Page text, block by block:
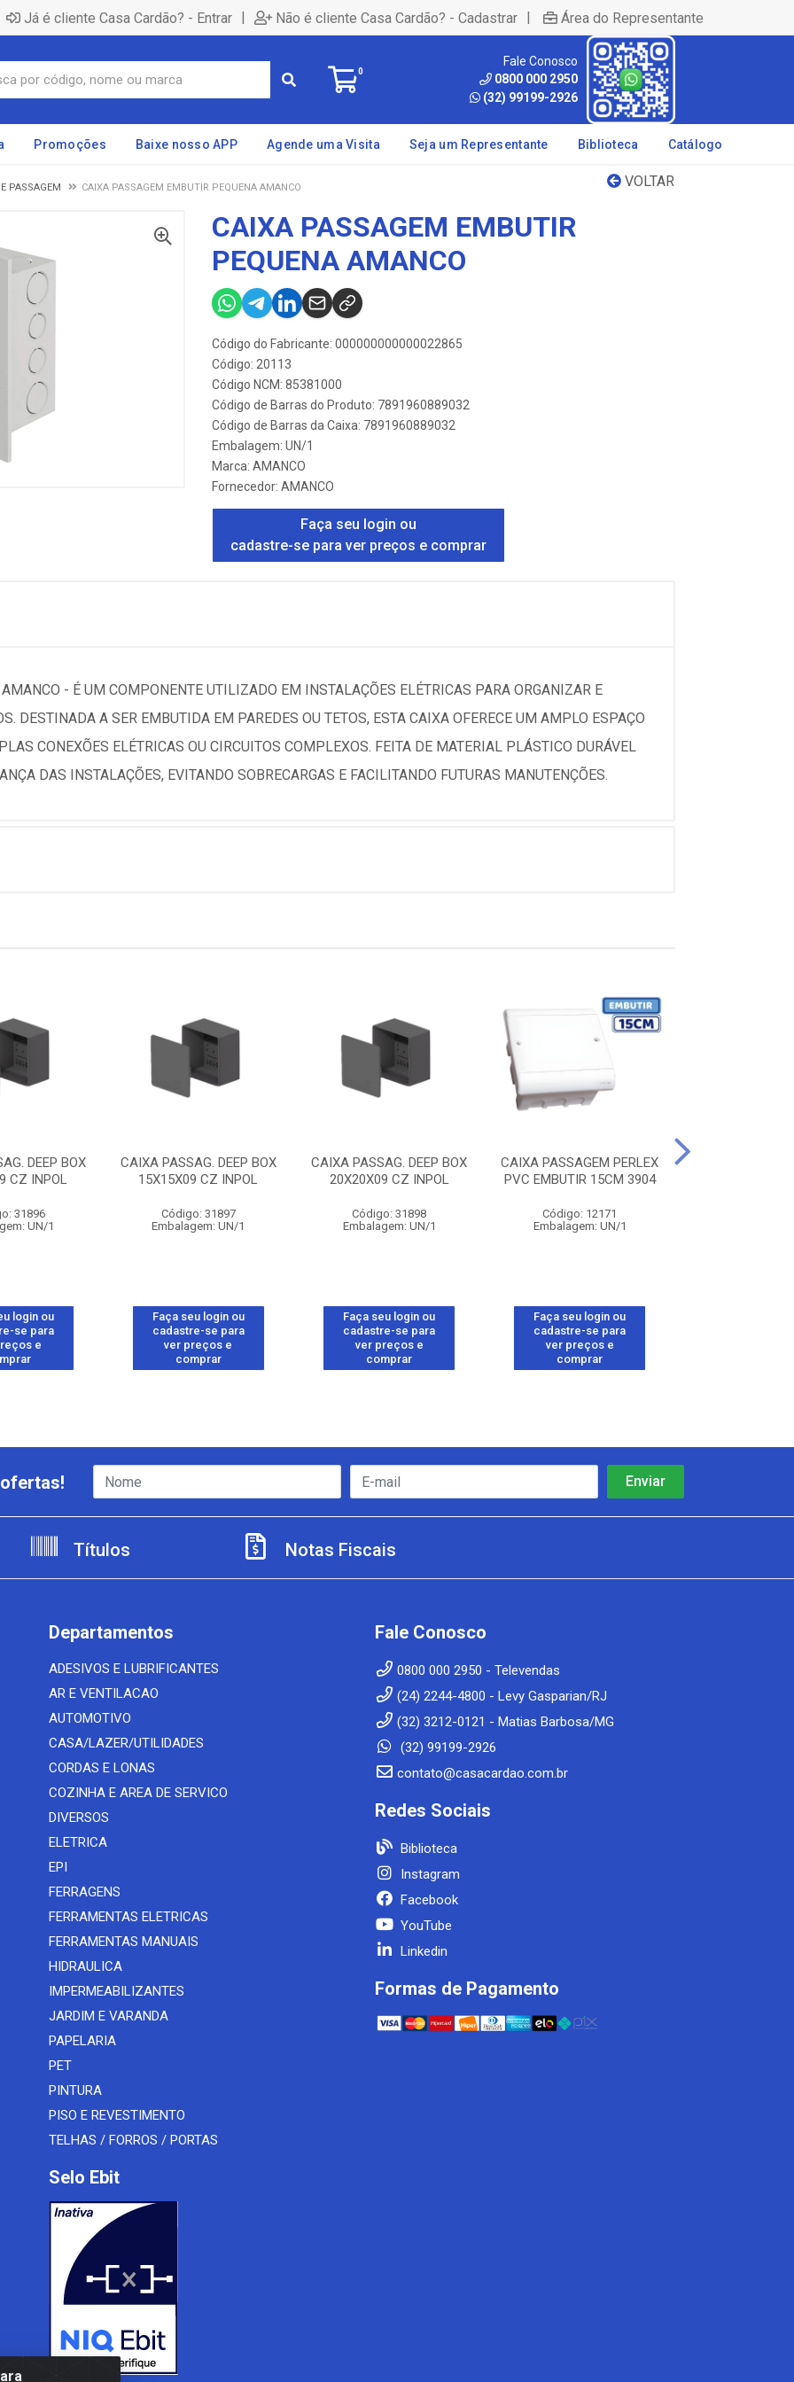
Já é cliente Casa Cardão? - Entrar | Não é cliente Casa Cardão? - Cadastrar | Área do Representante
0
Fale Conosco
0800 000 2950
(32) 99199-2926
Promoções Baixe nosso APP Agende uma Visita Seja um Representante Biblioteca Catálogo
VOLTAR
PASSAGEM CAIXA PASSAGEM EMBUTIR PEQUENA AMANCO
CAIXA PASSAGEM EMBUTIR
PEQUENA AMANCO
Código do Fabricante: 000000000000022865
Código: 20113
Código NCM: 85381000
Código de Barras do Produto: 7891960889032
Código de Barras da Caixa: 7891960889032
Embalagem: UN/1
Marca: AMANCO
Fornecedor: AMANCO
Faça seu login ou
cadastre-se para ver preços e comprar
- É UM COMPONENTE UTILIZADO EM INSTALAÇÕES ELÉTRICAS PARA ORGANIZAR E
DESTINADA A SER EMBUTIDA EM PAREDES OU TETOS, ESTA CAIXA OFERECE UM AMPLO ESPAÇO
CONEXÕES ELÉTRICAS OU CIRCUITOS COMPLEXOS. FEITA DE MATERIAL PLÁSTICO DURÁVEL
DAS INSTALAÇÕES, EVITANDO SOBRECARGAS E FACILITANDO FUTURAS MANUTENÇÕES.
DEEP BOX
CZ INPOL
31896
UN/1
login ou
se para
e
CAIXA PASSAG. DEEP BOX
15X15X09 CZ INPOL
Código: 31897
Embalagem: UN/1
Faça seu login ou
cadastre-se para
ver preços e
comprar
CAIXA PASSAG. DEEP BOX
20X20X09 CZ INPOL
Código: 31898
Embalagem: UN/1
Faça seu login ou
cadastre-se para
ver preços e
comprar
CAIXA PASSAGEM PERLEX
PVC EMBUTIR 15CM 3904
Código: 12171
Embalagem: UN/1
Faça seu login ou
cadastre-se para
ver preços e
comprar
Títulos Notas Fiscais
Departamentos
ADESIVOS E LUBRIFICANTES
AR E VENTILACAO
AUTOMOTIVO
CASA/LAZER/UTILIDADES
CORDAS E LONAS
COZINHA E AREA DE SERVICO
DIVERSOS
ELETRICA
EPI
FERRAGENS
FERRAMENTAS ELETRICAS
FERRAMENTAS MANUAIS
HIDRAULICA
IMPERMEABILIZANTES
JARDIM E VARANDA
PAPELARIA
PET
PINTURA
PISO E REVESTIMENTO
TELHAS / FORROS / PORTAS
Selo Ebit
Fale Conosco
0800 000 2950 - Televendas
(24) 2244-4800 - Levy Gasparian/RJ
(32) 3212-0121 - Matias Barbosa/MG
(32) 99199-2926
contato@casacardao.com.br
Redes Sociais
Biblioteca
Instagram
Facebook
YouTube
Linkedin
Formas de Pagamento